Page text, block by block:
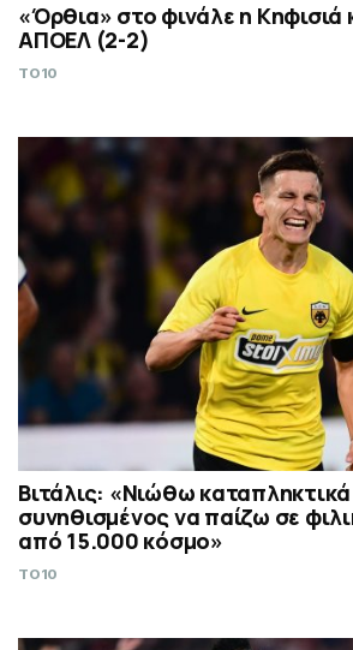
«Όρθια» στο φινάλε η Κηφισιά
ΑΠΟΕΛ (2-2)
TO10
Βιτάλις: «Νιώθω καταπληκτικά
συνηθισμένος να παίζω σε
από 15.000 κόσμο»
TO10